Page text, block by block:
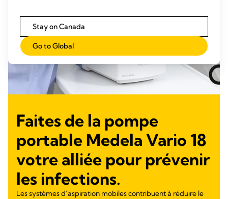
Faites de la pompe
portable Medela Vario 18
votre alliée pour prévenir
les infections.
Les systèmes d’aspiration mobiles contribuent à réduire le
Stay on Canada
Go to Global